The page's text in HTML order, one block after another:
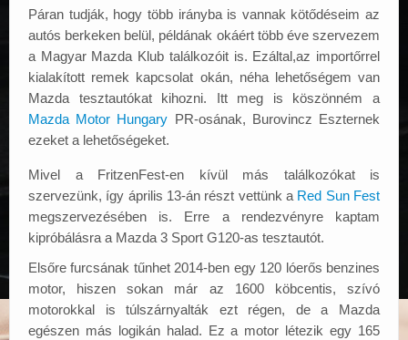
Páran tudják, hogy több irányba is vannak kötődéseim az
autós berkeken belül, példának okáért több éve szervezem
a Magyar Mazda Klub találkozóit is. Ezáltal,az importőrrel
kialakított remek kapcsolat okán, néha lehetőségem van
Mazda tesztautókat kihozni. Itt meg is köszönném a
Mazda Motor Hungary PR-osának, Burovincz Eszternek
ezeket a lehetőségeket.
Mivel a FritzenFest-en kívül más találkozókat is
szervezünk, így április 13-án részt vettünk a Red Sun Fest
megszervezésében is. Erre a rendezvényre kaptam
kipróbálásra a Mazda 3 Sport G120-as tesztautót.
Elsőre furcsának tűnhet 2014-ben egy 120 lóerős benzines
motor, hiszen sokan már az 1600 köbcentis, szívó
motorokkal is túlszárnyalták ezt régen, de a Mazda
egészen más logikán halad. Ez a motor létezik egy 165